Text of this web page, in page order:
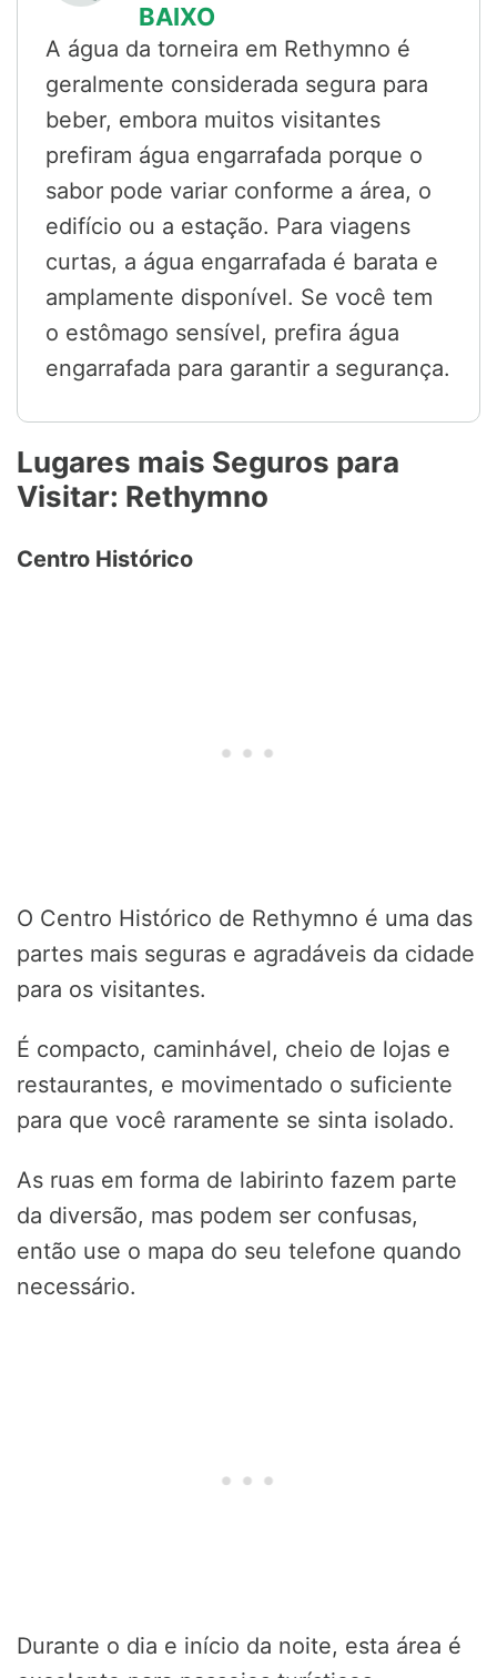
BAIXO
A água da torneira em Rethymno é
geralmente considerada segura para
beber, embora muitos visitantes
prefiram água engarrafada porque o
sabor pode variar conforme a área, o
edifício ou a estação. Para viagens
curtas, a água engarrafada é barata e
amplamente disponível. Se você tem
o estômago sensível, prefira água
engarrafada para garantir a segurança.
Lugares mais Seguros para
Visitar: Rethymno
Centro Histórico
O Centro Histórico de Rethymno é uma das
partes mais seguras e agradáveis da cidade
para os visitantes.
É compacto, caminhável, cheio de lojas e
restaurantes, e movimentado o suficiente
para que você raramente se sinta isolado.
As ruas em forma de labirinto fazem parte
da diversão, mas podem ser confusas,
então use o mapa do seu telefone quando
necessário.
Durante o dia e início da noite, esta área é